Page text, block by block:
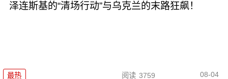
泽连斯基的“清场行动”与乌克兰的末路狂飙！
最热 阅读 3759 08-04